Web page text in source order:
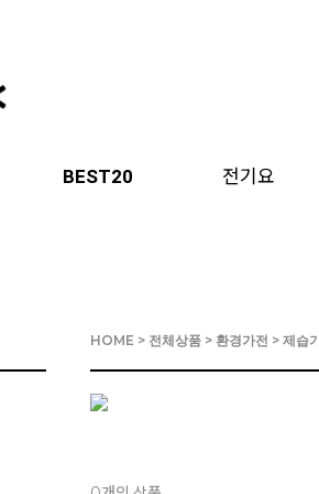
BEST20 전기요
HOME > 전체상품 > 환경가전 > 제습